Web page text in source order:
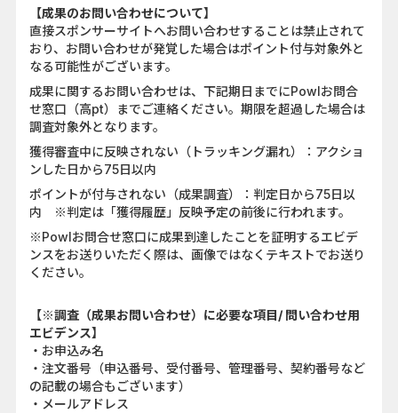
【成果のお問い合わせについて】
直接スポンサーサイトへお問い合わせすることは禁止されて
おり、お問い合わせが発覚した場合はポイント付与対象外と
なる可能性がございます。
成果に関するお問い合わせは、下記期日までにPowlお問合
せ窓口（高pt）までご連絡ください。期限を超過した場合は
調査対象外となります。
獲得審査中に反映されない（トラッキング漏れ）：アクショ
ンした日から75日以内
ポイントが付与されない（成果調査）：判定日から75日以
内 ※判定は「獲得履歴」反映予定の前後に行われます。
※Powlお問合せ窓口に成果到達したことを証明するエビデ
ンスをお送りいただく際は、画像ではなくテキストでお送り
ください。
【※調査（成果お問い合わせ）に必要な項目/ 問い合わせ用
エビデンス】
・お申込み名
・注文番号（申込番号、受付番号、管理番号、契約番号など
の記載の場合もございます）
・メールアドレス